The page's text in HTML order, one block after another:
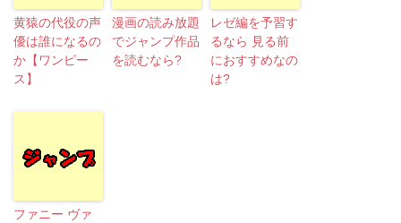
黄猿の代役の声
優は誰になるの
か【ワンピー
ス】
漫画の読み放題
でジャンプ作品
を読むなら?
レゼ編を予習す
るなら 見る前
におすすめなの
は?
ファニー ヴァ